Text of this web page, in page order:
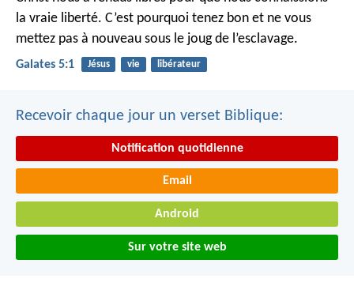
la vraie liberté. C’est pourquoi tenez bon et ne vous
mettez pas à nouveau sous le joug de l’esclavage.
Galates 5:1 Jésus vie libérateur
Recevoir chaque jour un verset Biblique:
Notification quotidienne
Email
Android
Sur votre site web